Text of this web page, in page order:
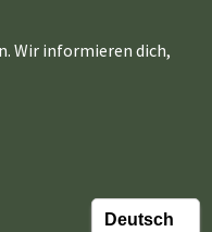
Wir informieren dich,